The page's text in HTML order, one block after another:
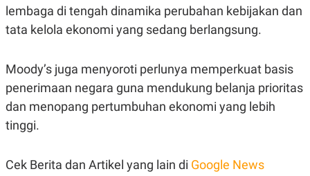
lembaga di tengah dinamika perubahan kebijakan dan
tata kelola ekonomi yang sedang berlangsung.
Moody’s juga menyoroti perlunya memperkuat basis
penerimaan negara guna mendukung belanja prioritas
dan menopang pertumbuhan ekonomi yang lebih
tinggi.
Cek Berita dan Artikel yang lain di Google News